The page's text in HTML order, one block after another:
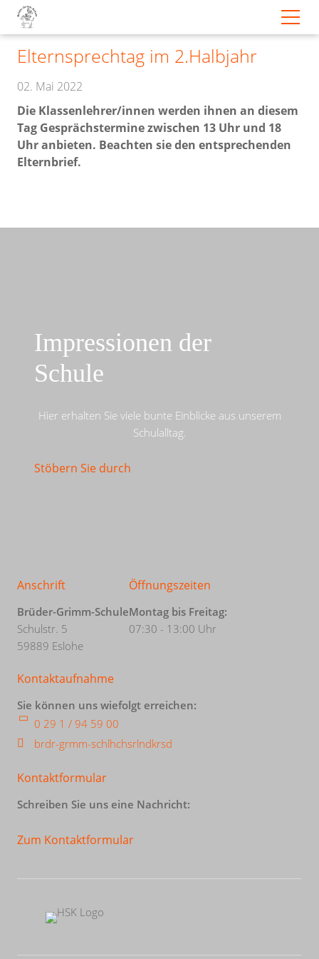
Elternsprechtag im 2.Halbjahr
02. Mai 2022
Die Klassenlehrer/innen werden ihnen an diesem
Tag Gesprächstermine zwischen 13 Uhr und 18
Uhr anbieten. Beachten sie den entsprechenden
Elternbrief.
Impressionen der
Schule
Hier erhalten Sie viele bunte Einblicke aus unserem
Schulalltag.
Stöbern Sie durch
Anschrift
Brüder-Grimm-Schule
Schulstr. 5
59889 Eslohe
Öffnungszeiten
Montag bis Freitag:
07:30 - 13:00 Uhr
Kontaktaufnahme
Sie können uns wiefolgt erreichen:
0 29 1 / 94 59 00
brdr-grmm-schlhchsrlndkrsd
Kontaktformular
Schreiben Sie uns eine Nachricht:
Zum Kontaktformular